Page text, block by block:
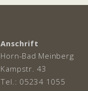
Anschrift
Horn-Bad Meinberg
Kampstr. 43
Tel.: 05234 1055